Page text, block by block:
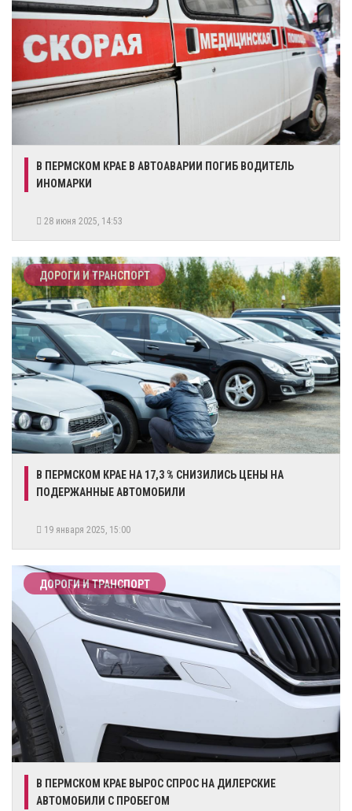
В ПЕРМСКОМ КРАЕ В АВТОАВАРИИ ПОГИБ ВОДИТЕЛЬ
ИНОМАРКИ
28 июня 2025, 14:53
ДОРОГИ И ТРАНСПОРТ
​В ПЕРМСКОМ КРАЕ НА 17,3 % СНИЗИЛИСЬ ЦЕНЫ НА
ПОДЕРЖАННЫЕ АВТОМОБИЛИ
19 января 2025, 15:00
ДОРОГИ И ТРАНСПОРТ
В ПЕРМСКОМ КРАЕ ВЫРОС СПРОС НА ДИЛЕРСКИЕ
АВТОМОБИЛИ С ПРОБЕГОМ